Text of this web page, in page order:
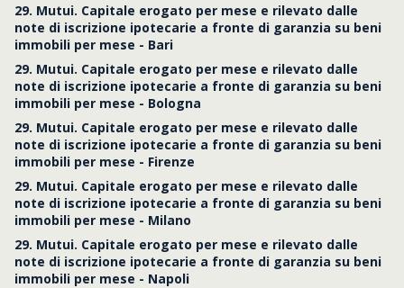
29. Mutui. Capitale erogato per mese e rilevato dalle
note di iscrizione ipotecarie a fronte di garanzia su beni
immobili per mese - Bari
29. Mutui. Capitale erogato per mese e rilevato dalle
note di iscrizione ipotecarie a fronte di garanzia su beni
immobili per mese - Bologna
29. Mutui. Capitale erogato per mese e rilevato dalle
note di iscrizione ipotecarie a fronte di garanzia su beni
immobili per mese - Firenze
29. Mutui. Capitale erogato per mese e rilevato dalle
note di iscrizione ipotecarie a fronte di garanzia su beni
immobili per mese - Milano
29. Mutui. Capitale erogato per mese e rilevato dalle
note di iscrizione ipotecarie a fronte di garanzia su beni
immobili per mese - Napoli